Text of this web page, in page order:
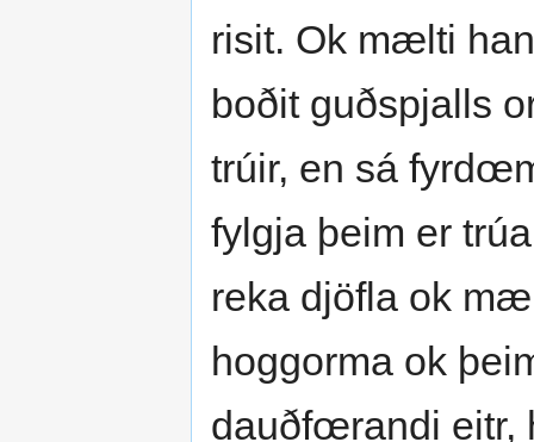
risit. Ok mælti
boðit guðspjalls
trúir, en sá
fylgja þeim er
reka djöfla ok
hoggorma ok
dauðfœrandi eitr,